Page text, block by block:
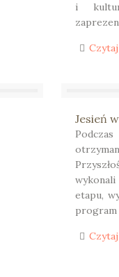
i
Czytaj
Jesień
etapu,
program
Czytaj